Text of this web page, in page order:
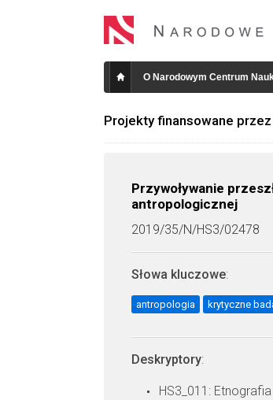
O Narodowym Centrum
Projekty finansowane przez
Przywoływanie
antropologicznej
2019/35/N/HS3/02478
Słowa kluczowe:
antropologia krytyczne
Deskryptory:
HS3_011: